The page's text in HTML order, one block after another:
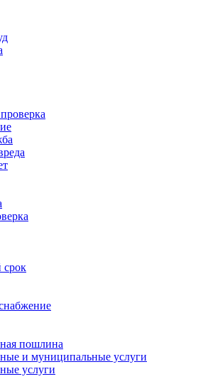
срок
пошлина
и муниципальные услуги
услуги